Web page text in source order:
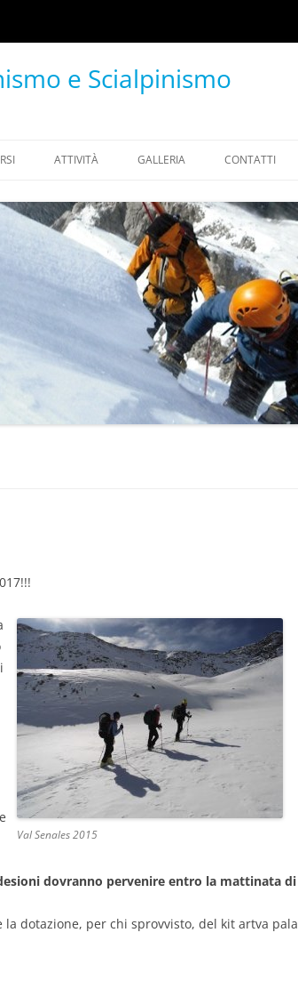
e Scialpinismo
ATTIVITÀ GALLERIA CONTATTI
Val Senales 2015
dovranno pervenire entro la mattinata di
dotazione, per chi sprovvisto, del kit artva pala